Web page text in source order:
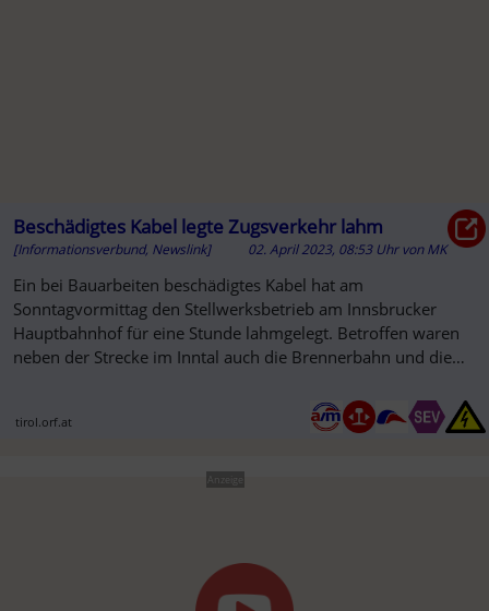
Beschädigtes Kabel legte Zugsverkehr lahm
[Informationsverbund, Newslink] 02. April 2023, 08:53 Uhr vonMK
Ein bei Bauarbeiten beschädigtes Kabel hat am
Sonntagvormittag den Stellwerksbetrieb am Innsbrucker
Hauptbahnhof für eine Stunde lahmgelegt. Betroffen waren
neben der Strecke im Inntal auch die Brennerbahn und die
tirol.orf.at
Anzeige